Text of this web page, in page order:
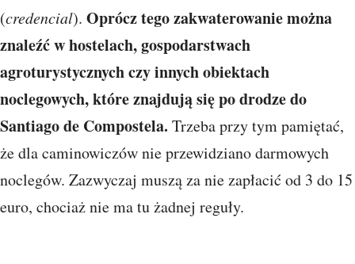
(credencial). Oprócz tego zakwaterowanie można
znaleźć w hostelach, gospodarstwach
agroturystycznych czy innych obiektach
noclegowych, które znajdują się po drodze do
Santiago de Compostela. Trzeba przy tym pamiętać,
że dla caminowiczów nie przewidziano darmowych
noclegów. Zazwyczaj muszą za nie zapłacić od 3 do 15
euro, chociaż nie ma tu żadnej reguły.